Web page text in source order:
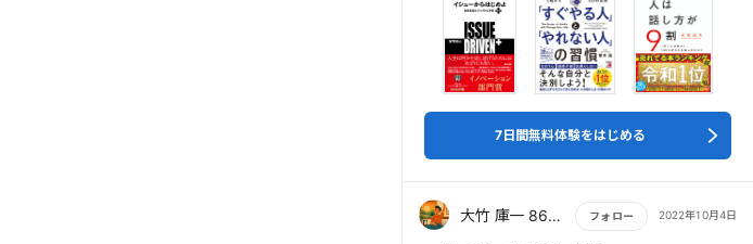
7日間無料体験をはじめる
大竹 庫一 860×Kura フォロー 2022年10月4日